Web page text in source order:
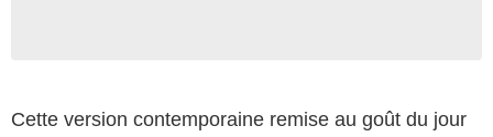
Cette version contemporaine remise au goût du jour